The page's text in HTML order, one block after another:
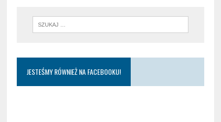
JESTEŚMY RÓWNIEŻ NA FACEBOOKU!